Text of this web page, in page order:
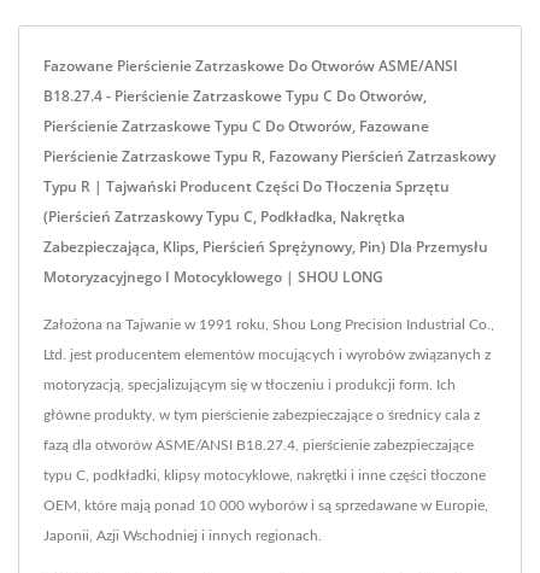
Fazowane Pierścienie Zatrzaskowe Do Otworów ASME/ANSI
B18.27.4 - Pierścienie Zatrzaskowe Typu C Do Otworów,
Pierścienie Zatrzaskowe Typu C Do Otworów, Fazowane
Pierścienie Zatrzaskowe Typu R, Fazowany Pierścień Zatrzaskowy
Typu R | Tajwański Producent Części Do Tłoczenia Sprzętu
(pierścień Zatrzaskowy Typu C, Podkładka, Nakrętka
Zabezpieczająca, Klips, Pierścień Sprężynowy, Pin) Dla Przemysłu
Motoryzacyjnego I Motocyklowego | SHOU LONG
Założona na Tajwanie w 1991 roku, Shou Long Precision Industrial Co.,
Ltd. jest producentem elementów mocujących i wyrobów związanych z
motoryzacją, specjalizującym się w tłoczeniu i produkcji form. Ich
główne produkty, w tym pierścienie zabezpieczające o średnicy cala z
fazą dla otworów ASME/ANSI B18.27.4, pierścienie zabezpieczające
typu C, podkładki, klipsy motocyklowe, nakrętki i inne części tłoczone
OEM, które mają ponad 10 000 wyborów i są sprzedawane w Europie,
Japonii, Azji Wschodniej i innych regionach.